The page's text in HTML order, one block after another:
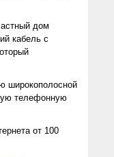
дом
кабель с
широкополосной
телефонную
от 100